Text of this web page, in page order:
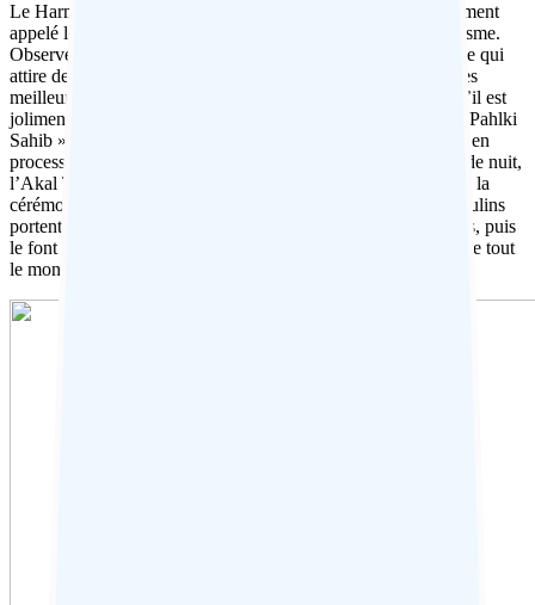
Le Harmandir Sahib (ou Hari Mandir) à Amritsar, communément
appelé le Temple d’Or, est le sanctuaire le plus sacré du sikhisme.
Observez la vie, la puissance et la pouvoir de vie de ce temple qui
attire des milliers de pèlerins venus d’Inde et de l’étranger. Les
meilleurs temps pour visiter sont tôt le matin ou le soir lorsqu’il est
joliment éclairé. Réjouissez-vous de la cérémonie nocturne « Pahlki
Sahib » au cours de laquelle « Guru Granth Sahib » est porté en
procession depuis le sanctuaire principal jusqu’à sa demeure de nuit,
l’Akal Takht, où il se repose pendant quelques heures jusqu’à la
cérémonie d’ouverture le lendemain matin. Les pèlerins masculins
portent le lourd palanquin pendant quelques secondes à la fois, puis
le font passer comme une chaîne de montage humaine afin que tout
le monde puisse participer à la cérémonie.